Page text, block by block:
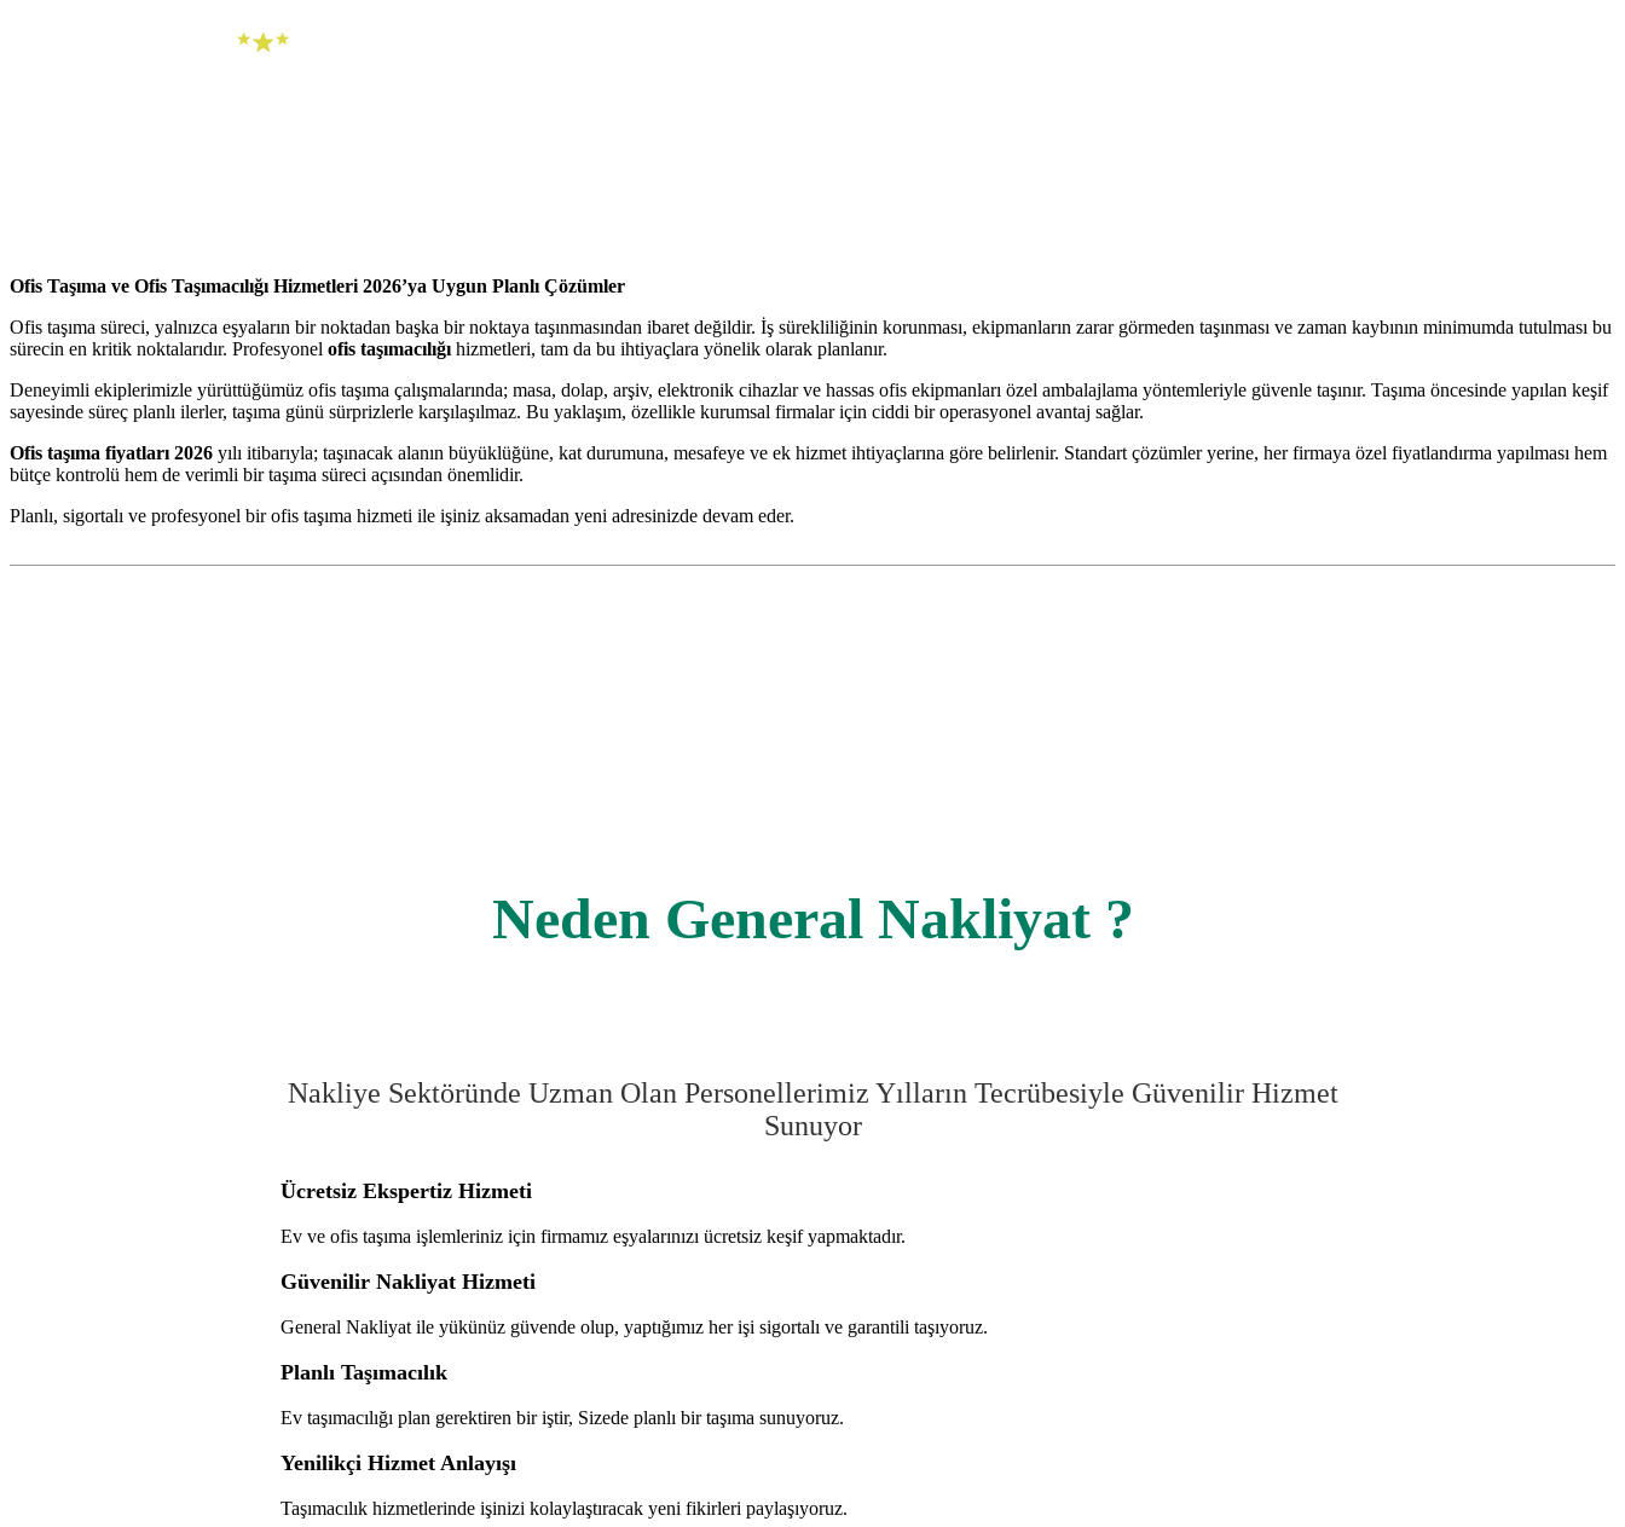
Ofis Taşıma ve Ofis Taşımacılığı Hizmetleri 2026’ya Uygun Planlı Çözümler
Ofis taşıma süreci, yalnızca eşyaların bir noktadan başka bir noktaya taşınmasından ibaret değildir. İş sürekliliğinin korunması, ekipmanların zarar görmeden taşınması ve zaman kaybının minimumda tutulması bu
sürecin en kritik noktalarıdır. Profesyonel ofis taşımacılığı hizmetleri, tam da bu ihtiyaçlara yönelik olarak planlanır.
Deneyimli ekiplerimizle yürüttüğümüz ofis taşıma çalışmalarında; masa, dolap, arşiv, elektronik cihazlar ve hassas ofis ekipmanları özel ambalajlama yöntemleriyle güvenle taşınır. Taşıma öncesinde yapılan keşif
sayesinde süreç planlı ilerler, taşıma günü sürprizlerle karşılaşılmaz. Bu yaklaşım, özellikle kurumsal firmalar için ciddi bir operasyonel avantaj sağlar.
Ofis taşıma fiyatları 2026 yılı itibarıyla; taşınacak alanın büyüklüğüne, kat durumuna, mesafeye ve ek hizmet ihtiyaçlarına göre belirlenir. Standart çözümler yerine, her firmaya özel fiyatlandırma yapılması hem
bütçe kontrolü hem de verimli bir taşıma süreci açısından önemlidir.
Planlı, sigortalı ve profesyonel bir ofis taşıma hizmeti ile işiniz aksamadan yeni adresinizde devam eder.
Neden General Nakliyat ?
Nakliye Sektöründe Uzman Olan Personellerimiz Yılların Tecrübesiyle Güvenilir Hizmet
Sunuyor
Ücretsiz Ekspertiz Hizmeti
Ev ve ofis taşıma işlemleriniz için firmamız eşyalarınızı ücretsiz keşif yapmaktadır.
Güvenilir Nakliyat Hizmeti
General Nakliyat ile yükünüz güvende olup, yaptığımız her işi sigortalı ve garantili taşıyoruz.
Planlı Taşımacılık
Ev taşımacılığı plan gerektiren bir iştir, Sizede planlı bir taşıma sunuyoruz.
Yenilikçi Hizmet Anlayışı
Taşımacılık hizmetlerinde işinizi kolaylaştıracak yeni fikirleri paylaşıyoruz.